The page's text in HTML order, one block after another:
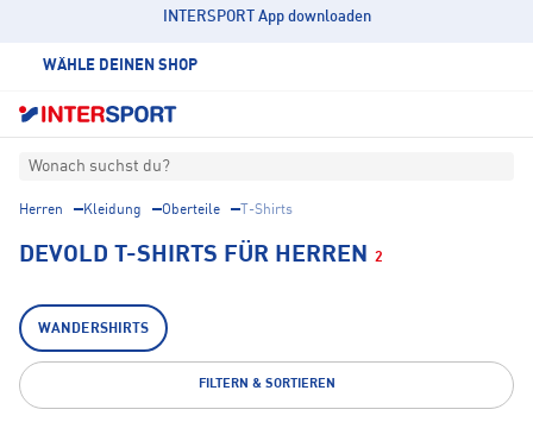
INTERSPORT App downloaden
WÄHLE DEINEN SHOP
Wonach suchst du?
Herren Kleidung Oberteile T-Shirts
DEVOLD T-SHIRTS FÜR HERREN 2
WANDERSHIRTS
FILTERN & SORTIEREN